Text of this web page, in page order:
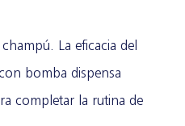
La eficacia del
bomba dispensa
completar la rutina de